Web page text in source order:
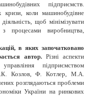
підприємств.
кризи, коли машинобудівне
щоб мінімізувати
процесами виробництва,
в яких започатковано
автор.Різні аспекти
підприємством
Козлов, Ф. Котлер, М.А.
розглядаються проблеми
України на ринкових